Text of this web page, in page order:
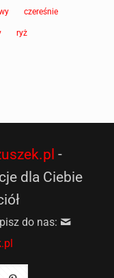
czereśnie
ryż
-
dla Ciebie
do nas: